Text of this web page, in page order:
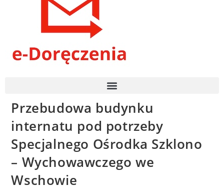
Przebudowa budynku
internatu pod potrzeby
Specjalnego Ośrodka Szklono
– Wychowawczego we
Wschowie